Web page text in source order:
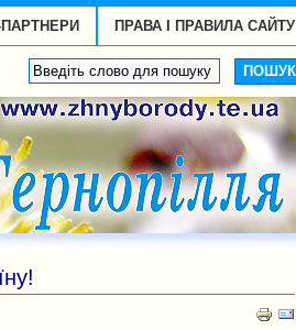
ПРАВА І ПРАВИЛА САЙТУ